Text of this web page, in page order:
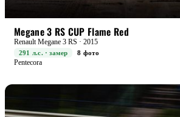
Megane 3 RS CUP Flame Red
Renault Megane 3 RS · 2015
291 л.с. · замер
8 фото
Pentecora